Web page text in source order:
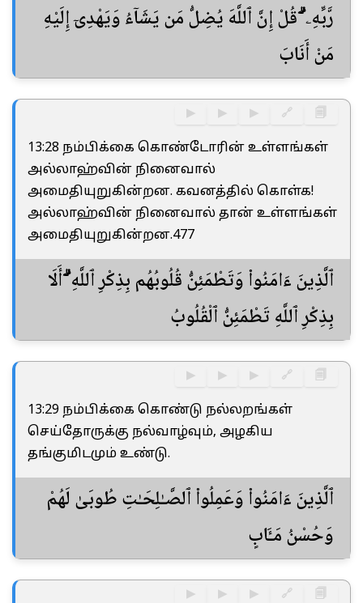
رَّبِّهِۦ ۗ قُلْ إِنَّ ٱللَّهَ يُضِلُّ مَن يَشَآءُ وَيَهْدِىٓ إِلَيْهِ
مَنْ أَنَابَ
▶ ▶ ▶ 🔗 🗐
13:28 நம்பிக்கை கொண்டோரின் உள்ளங்கள்
அல்லாஹ்வின் நினைவால்
அமைதியுறுகின்றன. கவனத்தில் கொள்க!
அல்லாஹ்வின் நினைவால் தான் உள்ளங்கள்
அமைதியுறுகின்றன.477
ٱلَّذِينَ ءَامَنُوا۟ وَتَطْمَئِنُّ قُلُوبُهُم بِذِكْرِ ٱللَّهِ ۗ أَلَا
بِذِكْرِ ٱللَّهِ تَطْمَئِنُّ ٱلْقُلُوبُ
▶ ▶ ▶ 🔗 🗐
13:29 நம்பிக்கை கொண்டு நல்லறங்கள்
செய்தோருக்கு நல்வாழ்வும், அழகிய
தங்குமிடமும் உண்டு.
ٱلَّذِينَ ءَامَنُوا۟ وَعَمِلُوا۟ ٱلصَّـٰلِحَـٰتِ طُوبَىٰ لَهُمْ
وَحُسْنُ مَـَٔابٍ
▶ ▶ ▶ 🔗 🗐